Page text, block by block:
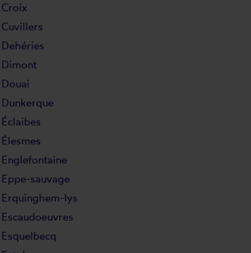
Croix
Cuvillers
Dehéries
Dimont
Douai
Dunkerque
Éclaibes
Élesmes
Englefontaine
Eppe-sauvage
Erquinghem-lys
Escaudoeuvres
Esquelbecq